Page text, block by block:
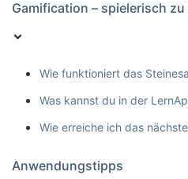
Gamification – spielerisch
Wie funktioniert das
Was kannst du in der
Wie erreiche ich das
Anwendungstipps